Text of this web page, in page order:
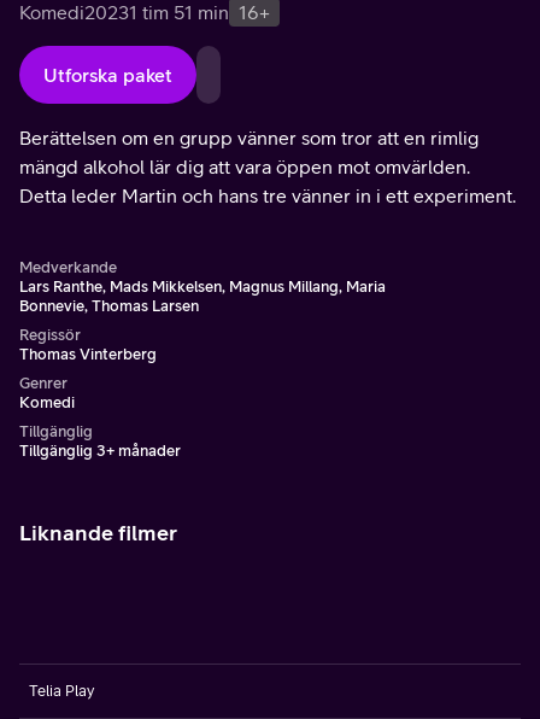
Komedi20231 tim 51 min 16+
Utforska paket
Berättelsen om en grupp vänner som tror att en rimlig
mängd alkohol lär dig att vara öppen mot omvärlden.
Detta leder Martin och hans tre vänner in i ett experiment.
Medverkande
Lars Ranthe, Mads Mikkelsen, Magnus Millang, Maria
Bonnevie, Thomas Larsen
Regissör
Thomas Vinterberg
Genrer
Komedi
Tillgänglig
Tillgänglig 3+ månader
Liknande filmer
Telia Play